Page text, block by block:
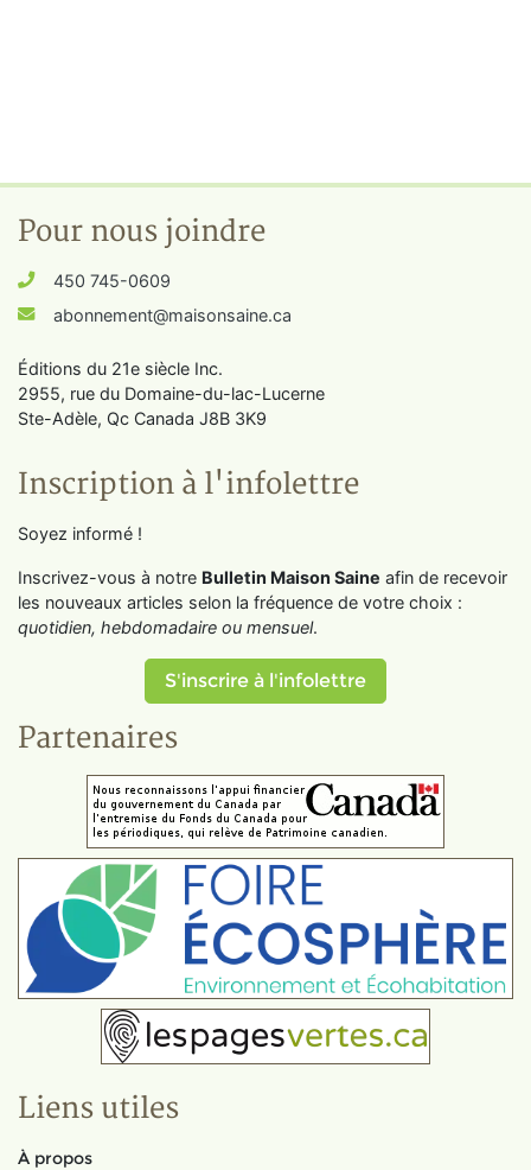
Pour nous joindre
450 745-0609
abonnement@maisonsaine.ca
Éditions du 21e siècle Inc.
2955, rue du Domaine-du-lac-Lucerne
Ste-Adèle, Qc Canada J8B 3K9
Inscription à l'infolettre
Soyez informé !
Inscrivez-vous à notre Bulletin Maison Saine afin de recevoir
les nouveaux articles selon la fréquence de votre choix :
quotidien, hebdomadaire ou mensuel.
S'inscrire à l'infolettre
Partenaires
Liens utiles
À propos